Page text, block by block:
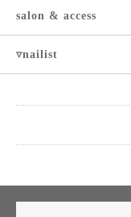
salon & access
▿nailist